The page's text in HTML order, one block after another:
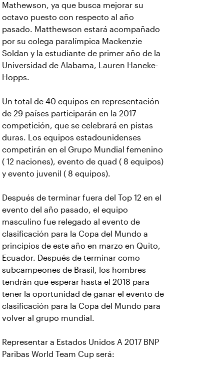
Mathewson, ya que busca mejorar su
octavo puesto con respecto al año
pasado. Matthewson estará acompañado
por su colega paralímpica Mackenzie
Soldan y la estudiante de primer año de la
Universidad de Alabama, Lauren Haneke-
Hopps.
Un total de 40 equipos en representación
de 29 países participarán en la 2017
competición, que se celebrará en pistas
duras. Los equipos estadounidenses
competirán en el Grupo Mundial femenino
( 12 naciones), evento de quad ( 8 equipos)
y evento juvenil ( 8 equipos).
Después de terminar fuera del Top 12 en el
evento del año pasado, el equipo
masculino fue relegado al evento de
clasificación para la Copa del Mundo a
principios de este año en marzo en Quito,
Ecuador. Después de terminar como
subcampeones de Brasil, los hombres
tendrán que esperar hasta el 2018 para
tener la oportunidad de ganar el evento de
clasificación para la Copa del Mundo para
volver al grupo mundial.
Representar a Estados Unidos A 2017 BNP
Paribas World Team Cup será: